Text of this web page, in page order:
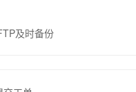
及时备份